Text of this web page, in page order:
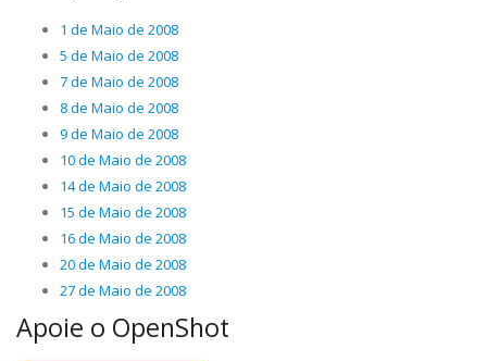
1 de Maio de 2008
5 de Maio de 2008
7 de Maio de 2008
8 de Maio de 2008
9 de Maio de 2008
10 de Maio de 2008
14 de Maio de 2008
15 de Maio de 2008
16 de Maio de 2008
20 de Maio de 2008
27 de Maio de 2008
Apoie o OpenShot